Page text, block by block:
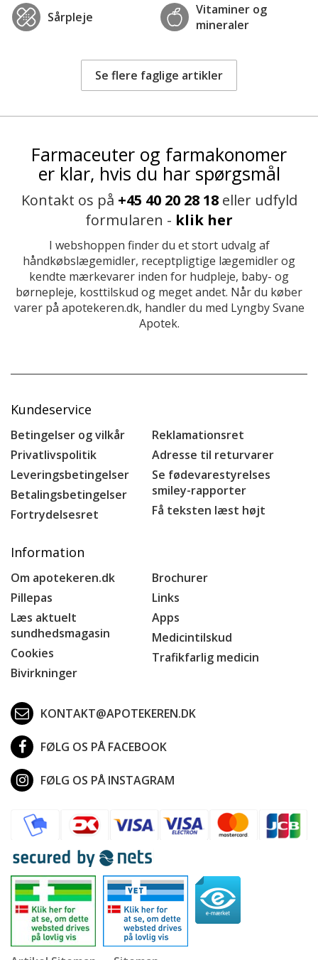
Sårpleje
Vitaminer og
mineraler
Se flere faglige artikler
Farmaceuter og farmakonomer
er klar, hvis du har spørgsmål
Kontakt os på +45 40 20 28 18eller udfyld
formularen - klik her
I webshoppen finder du et stort udvalg af
håndkøbslægemidler, receptpligtige lægemidler og
kendte mærkevarer inden for hudpleje, baby- og
børnepleje, kosttilskud og meget andet. Når du køber
varer på apotekeren.dk, handler du med Lyngby Svane
Apotek.
Kundeservice
Betingelser og vilkår
Privatlivspolitik
Leveringsbetingelser
Betalingsbetingelser
Fortrydelsesret
Reklamationsret
Adresse til returvarer
Se fødevarestyrelses
smiley-rapporter
Få teksten læst højt
Information
Om apotekeren.dk
Pillepas
Læs aktuelt
sundhedsmagasin
Cookies
Bivirkninger
Brochurer
Links
Apps
Medicintilskud
Trafikfarlig medicin
KONTAKT@APOTEKEREN.DK
FØLG OS PÅ FACEBOOK
FØLG OS PÅ INSTAGRAM